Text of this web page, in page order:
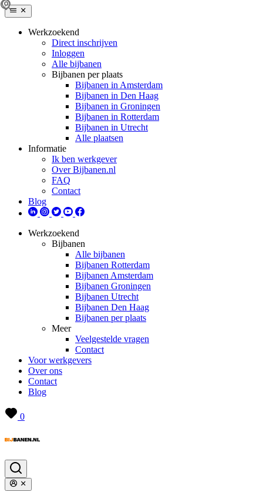
Werkzoekend
Direct inschrijven
Inloggen
Alle bijbanen
Bijbanen per plaats
Bijbanen in Amsterdam
Bijbanen in Den Haag
Bijbanen in Groningen
Bijbanen in Rotterdam
Bijbanen in Utrecht
Alle plaatsen
Informatie
Ik ben werkgever
Over Bijbanen.nl
FAQ
Contact
Blog
Werkzoekend
Bijbanen
Alle bijbanen
Bijbanen Rotterdam
Bijbanen Amsterdam
Bijbanen Groningen
Bijbanen Utrecht
Bijbanen Den Haag
Bijbanen per plaats
Meer
Veelgestelde vragen
Contact
Voor werkgevers
Over ons
Contact
Blog
0